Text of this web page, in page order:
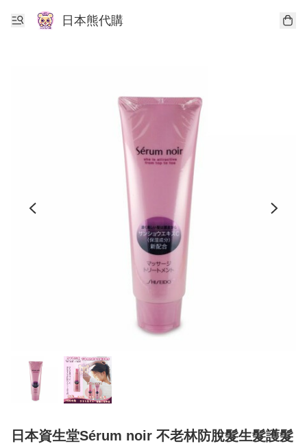
日本熊代購
日本資生堂Sérum noir 不老林防脫髮生髮護髮